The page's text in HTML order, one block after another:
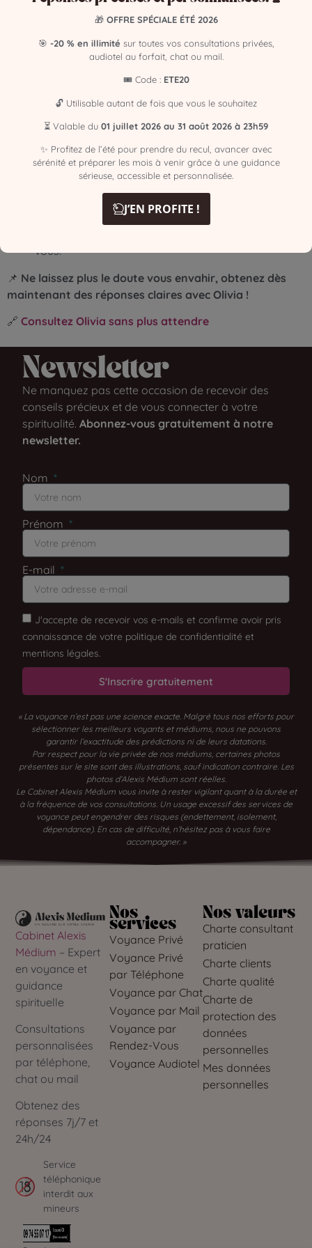
Pourquoi choisir Olivia, médium
sans support, énergéticienne et
et le Cabinet Alexis Médium ?
pour son écoute attentive et ses conseils éclairés,
délivrés avec sincérité et sans jugement.
Confidentialité garantie: Toutes les consultations
sont sécurisées et respectent votre vie privée.
Disponibilité 7j/7: Un secrétariat est à votre service
vous.
📌 Ne laissez plus le doute vous envahir, obtenez dès
maintenant des réponses claires avec Olivia !
🔗 Consultez Olivia sans plus attendre
Newsletter​
Ne manquez pas cette occasion de recevoir des
conseils précieux et de vous connecter à votre
spiritualité.Abonnez-vous gratuitement à notre
newsletter.
Nom
Prénom
E-mail
J'accepte de recevoir vos e-mails et confirme avoir pris
connaissance de votre politique de confidentialité et
mentions légales.
S'Inscrire gratuitement
« La voyance n’est pas une science exacte. Malgré tous nos efforts pour
sélectionner les meilleurs voyants et médiums, nous ne pouvons
garantir l’exactitude des prédictions ni de leurs datations.
Par respect pour la vie privée de nos médiums, certaines photos
présentes sur le site sont des illustrations, sauf indication contraire. Les
photos d’Alexis Médium sont réelles.
Le Cabinet Alexis Médium vous invite à rester vigilant quant à la durée et
à la fréquence de vos consultations. Un usage excessif des services de
voyance peut engendrer des risques (endettement, isolement,
dépendance). En cas de difficulté, n’hésitez pas à vous faire
accompagner. »
Cabinet Alexis
Médium – Expert
en voyance et
guidance
spirituelle
Consultations
personnalisées
par téléphone,
chat ou mail
Obtenez des
réponses 7j/7 et
24h/24
Service
téléphonique
interdit aux
mineurs
Nos
services
Voyance Privé
Voyance Privé
par Téléphone
Voyance par Chat
Voyance par Mail
Voyance par
Rendez-Vous
Voyance Audiotel
Nos valeurs
Charte consultant
praticien
Charte clients
Charte qualité
Charte de
protection des
données
personnelles
Mes données
personnelles
🎁 OFFRE SPÉCIALE ÉTÉ 2026
🎯 -20 % en illimité sur toutes vos consultations privées,
audiotel au forfait, chat ou mail.
🎟️ Code : ETE20
🔓 Utilisable autant de fois que vous le souhaitez
⏳ Valable du 01 juillet 2026 au 31 août 2026 à 23h59
✨ Profitez de l’été pour prendre du recul, avancer avec
sérénité et préparer les mois à venir grâce à une guidance
sérieuse, accessible et personnalisée.
J’EN PROFITE !